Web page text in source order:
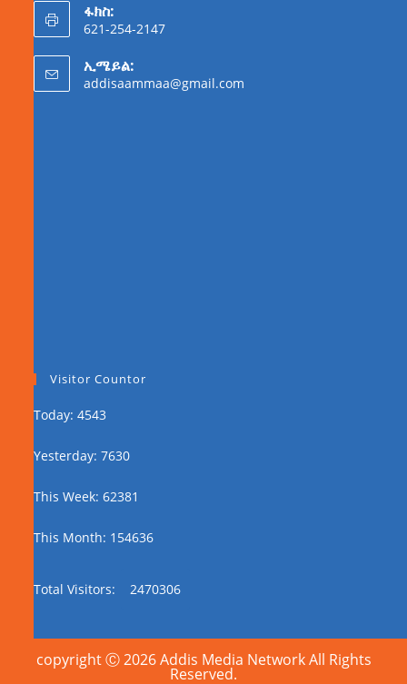
ፋክስ:
621-254-2147
ኢሜይል:
addisaammaa@gmail.com
Visitor Countor
Today: 4543
Yesterday: 7630
This Week: 62381
This Month: 154636
Total Visitors: 2470306
copyright Ⓒ 2026 Addis Media Network All Rights
Reserved.